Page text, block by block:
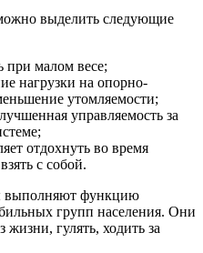
выделить следующие
при малом весе;
нагрузки на опорно-
утомляемости;
управляемость за
отдохнуть во время
с собой.
выполняют функцию
групп населения. Они
гулять, ходить за